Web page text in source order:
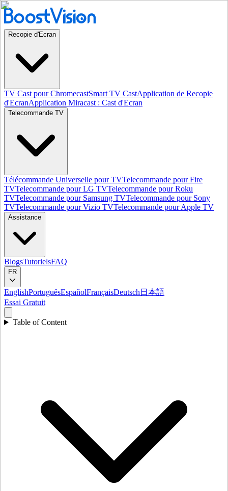
Recopie d'Ecran
TV Cast pour ChromecastSmart TV CastApplication de Recopie
d'EcranApplication Miracast : Cast d'Ecran
Telecommande TV
Télécommande Universelle pour TVTelecommande pour Fire
TVTelecommande pour LG TVTelecommande pour Roku
TVTelecommande pour Samsung TVTelecommande pour Sony
TVTelecommande pour Vizio TVTelecommande pour Apple TV
Assistance
BlogsTutorielsFAQ
FR
EnglishPortuguêsEspañolFrançaisDeutsch 日本語
Essai Gratuit
Table of Content